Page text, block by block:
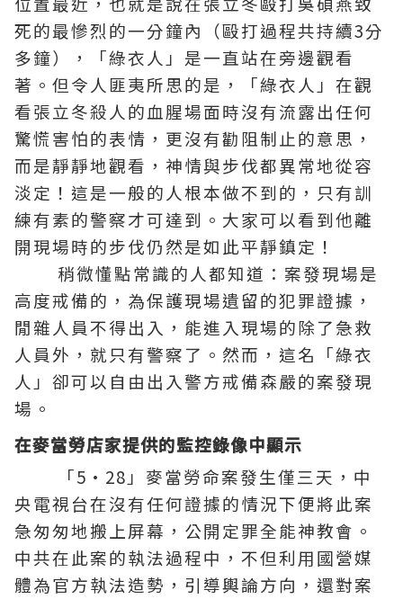
死的最慘烈的一分鐘內（毆打過程共持續3分
多鐘），「綠衣人」是一直站在旁邊觀看
著。但令人匪夷所思的是，「綠衣人」在觀
看張立冬殺人的血腥場面時沒有流露出任何
驚慌害怕的表情，更沒有勸阻制止的意思，
而是靜靜地觀看，神情與步伐都異常地從容
淡定！這是一般的人根本做不到的，只有訓
練有素的警察才可達到。大家可以看到他離
開現場時的步伐仍然是如此平靜鎮定！
稍微懂點常識的人都知道：案發現場是
高度戒備的，為保護現場遺留的犯罪證據，
閒雜人員不得出入，能進入現場的除了急救
人員外，就只有警察了。然而，這名「綠衣
人」卻可以自由出入警方戒備森嚴的案發現
場。
在麥當勞店家提供的監控錄像中顯示
「5·28」麥當勞命案發生僅三天，中
央電視台在沒有任何證據的情況下便將此案
急匆匆地搬上屏幕，公開定罪全能神教會。
中共在此案的執法過程中，不但利用國營媒
體為官方執法造勢，引導輿論方向，還對案